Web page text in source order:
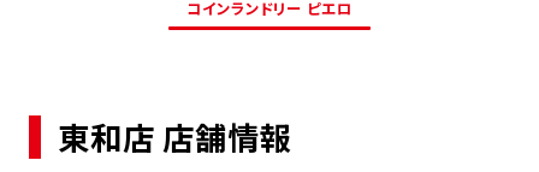
選ばれる理由
お知らせ
コインランドリー ピエロ
東和店 店舗情報